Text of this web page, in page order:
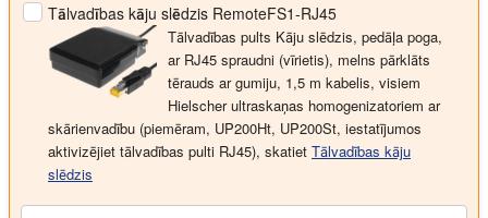
Tālvadības kāju slēdzis RemoteFS1-RJ45
Tālvadības pults Kāju slēdzis, pedāļa poga,
ar RJ45 spraudni (vīrietis), melns pārklāts
tērauds ar gumiju, 1,5 m kabelis, visiem
Hielscher ultraskaņas homogenizatoriem ar
skārienvadību (piemēram, UP200Ht, UP200St, iestatījumos
aktivizējiet tālvadības pulti RJ45), skatiet Tālvadības kāju
slēdzis